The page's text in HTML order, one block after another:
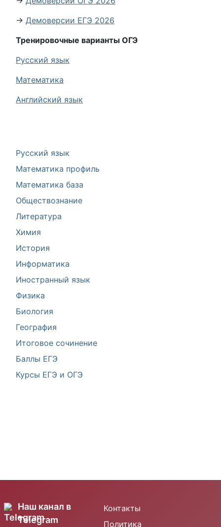
Русский язык
Математика профиль
Математика база
Обществознание
Литература
Химия
История
Информатика
Иностранный язык
Физика
Биология
География
Итоговое сочинение
Баллы ЕГЭ
Курсы ЕГЭ и ОГЭ
→ Демоверсии ЕГЭ 2026
Тренировочные варианты ОГЭ
Русский язык
Математика
Английский язык
Наш канал в
Telegram
Контакты
Политика